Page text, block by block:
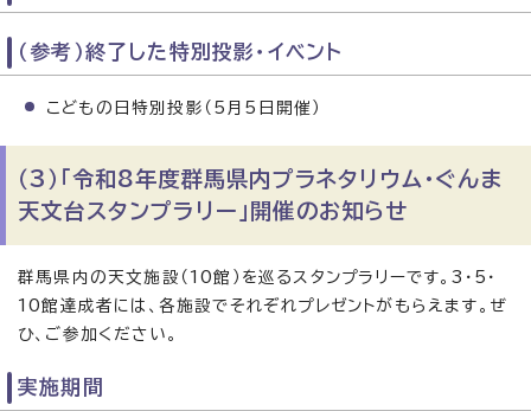
（参考）終了した特別投影・イベント
こどもの日特別投影（5月5日開催）
（3）「令和8年度群馬県内プラネタリウム・ぐんま
天文台スタンプラリー」開催のお知らせ
群馬県内の天文施設（10館）を巡るスタンプラリーです。3・5・
10館達成者には、各施設でそれぞれプレゼントがもらえます。ぜ
ひ、ご参加ください。
実施期間